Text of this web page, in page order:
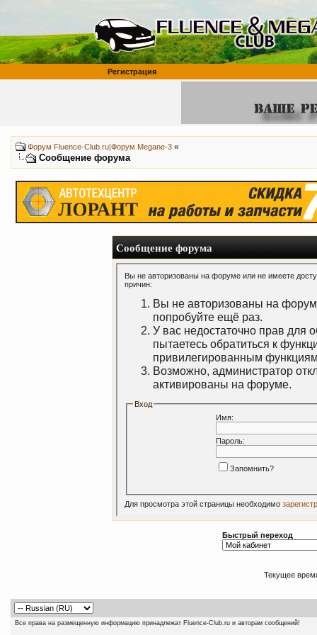
Регистрация
Форум Fluence-Club.ru|Форум Megane-3 «
Сообщение форума
Сообщение форума
Вы не авторизованы на форуме или не имеете
причин:
Вы не авторизованы на
попробуйте ещё раз.
У вас недостаточно прав для
пытаетесь обратиться к
привилегированным
Возможно, администратор
активированы на форуме.
Вход
Имя:
Пароль:
Запомнить?
Для просмотра этой страницы необходимо
Быстрый переход
Текущее
Все права на размещенную информацию принадлежат Fluence-Club.ru и авторам сообщений!